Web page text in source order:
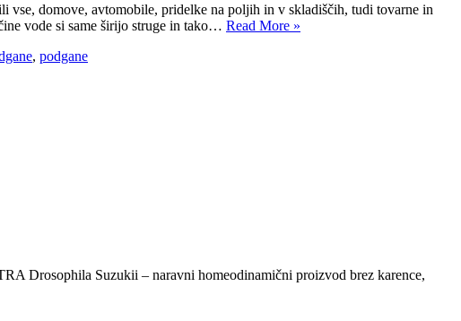
vse, domove, avtomobile, pridelke na poljih in v skladiščih, tudi tovarne in
si same širijo struge in tako… Read More »
, podgane
Drosophila Suzukii – naravni homeodinamični proizvod brez karence,